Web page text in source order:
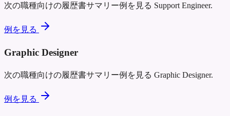
次の職種向けの履歴書サマリー例を見る Support Engineer.
例を見る
Graphic Designer
次の職種向けの履歴書サマリー例を見る Graphic Designer.
例を見る